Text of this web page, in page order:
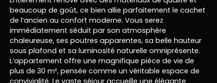
beaucoup de goût, ce bien allie parfaitement le cachet
de l’ancien au confort moderne. Vous serez
immédiatement séduit par son atmosphère
chaleureuse, ses poutres apparentes, sa belle hauteur
sous plafond et sa luminosité naturelle omniprésente.
L’appartement offre une magnifique pièce de vie de
plus de 30 m², pensée comme un véritable espace de